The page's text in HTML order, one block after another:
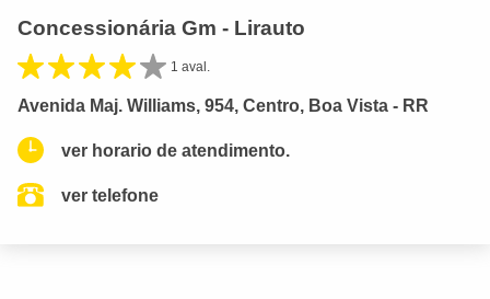
Concessionária Gm - Lirauto
1 aval.
Avenida Maj. Williams, 954, Centro, Boa Vista - RR
ver horario de atendimento.
ver telefone